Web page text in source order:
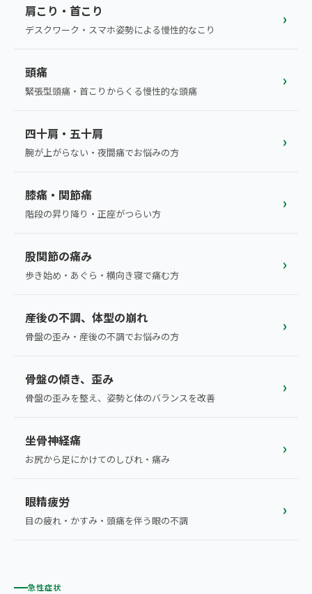
骨盤の傾き・歪み
眼精疲労
寝違え
疲労回復
ゴルフ
池袋エリア（3院）
高田馬場エリア（2院）
町田エリア（2院）
中国
九州
鹿児島エリア（3院）
→ エリア一覧（全11エリア）
研究・論文
メディア・実績
お客様の声
とらわれないカラダを。
肩こり・首こり
デスクワーク・スマホ姿勢による慢性的なこり
›
頭痛
緊張型頭痛・首こりからくる慢性的な頭痛
›
四十肩・五十肩
腕が上がらない・夜間痛でお悩みの方
›
膝痛・関節痛
階段の昇り降り・正座がつらい方
›
股関節の痛み
歩き始め・あぐら・横向き寝で痛む方
›
産後の不調、体型の崩れ
骨盤の歪み・産後の不調でお悩みの方
›
骨盤の傾き、歪み
骨盤の歪みを整え、姿勢と体のバランスを改善
›
坐骨神経痛
お尻から足にかけてのしびれ・痛み
›
眼精疲労
目の疲れ・かすみ・頭痛を伴う眼の不調
›
急性症状